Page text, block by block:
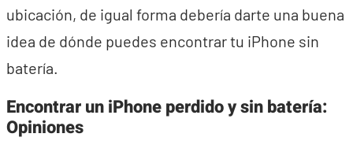
ubicación, de igual forma debería darte una buena
idea de dónde puedes encontrar tu iPhone sin
batería.
Encontrar un iPhone perdido y sin batería:
Opiniones